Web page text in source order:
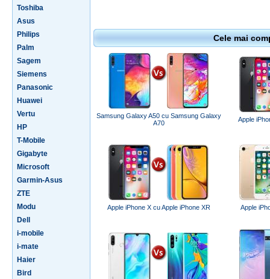
Toshiba
Asus
Philips
Palm
Sagem
Siemens
Panasonic
Huawei
Vertu
HP
T-Mobile
Gigabyte
Microsoft
Garmin-Asus
ZTE
Modu
Dell
i-mobile
i-mate
Haier
Bird
Cele mai
Samsung Galaxy A50 cu Samsung Galaxy
A70
Apple
Apple iPhone X cu Apple iPhone XR Apple